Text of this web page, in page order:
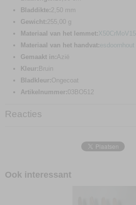
Bladdikte:2,50 mm
Gewicht:255,00 g
Materiaal van het lemmet:X50CrMoV15
Materiaal van het handvat:esdoornhout
Gemaakt in:Azië
Kleur: Bruin
Bladkleur:Ongecoat
Artikelnummer:03BO512
Reacties
Ook interessant